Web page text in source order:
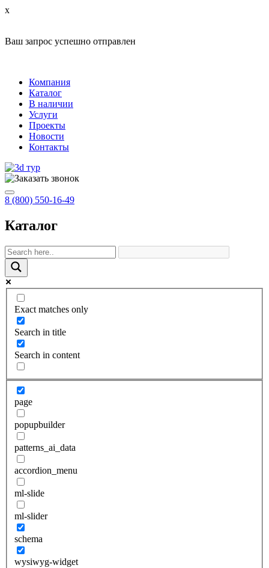
x
Ваш запрос успешно отправлен
Компания
Каталог
В наличии
Услуги
Проекты
Новости
Контакты
8 (800) 550-16-49
Каталог
Exact matches only
Search in title
Search in content
page
popupbuilder
patterns_ai_data
accordion_menu
ml-slide
ml-slider
schema
wysiwyg-widget